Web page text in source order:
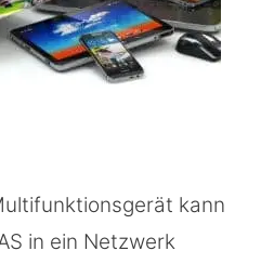
kann
in ein Netzwerk